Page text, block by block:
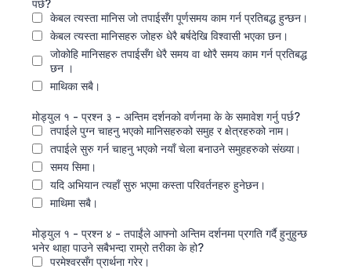
पर्छ?
केबल त्यस्ता मानिस जो तपाईसँग पूर्णसमय काम गर्न प्रतिबद्ध हुन्छन।
केबल त्यस्ता मानिसहरु जोहरु धेरै बर्षदेखि विश्‍वासी भएका छन।
जोकोहि मानिसहरु तपाईसँग धेरै समय वा थोरै समय काम गर्न प्रतिबद्ध
छन ।
माथिका सबै।
मोड्युल १ - प्रश्‍न ३ - अन्तिम दर्शनको वर्णनमा के के समावेश गर्नु पर्छ?
तपाईले पुग्‍न चाहनु भएको मानिसहरुको समुह र क्षेत्रहरुको नाम।
तपाईले सुरु गर्न चाहनु भएको नयाँ चेला बनाउने समुहहरुको संख्या।
समय सिमा।
यदि अभियान त्यहाँ सुरु भएमा कस्ता परिवर्तनहरु हुनेछन।
माथिमा सबै।
मोड्युल १ - प्रश्‍न ४ - तपाईंले आफ्नो अन्तिम दर्शनमा प्रगति गर्दै हुनुहुन्छ
भनेर थाहा पाउने सबैभन्दा राम्रो तरीका के हो?
परमेश्‍वरसँग प्रार्थना गरेर।